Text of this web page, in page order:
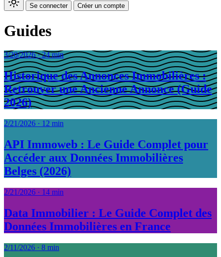
Se connecter Créer un compte
Guides
3/20/2026 · 24 min
Historique des Annonces Immobilières :
Retrouver une Ancienne Annonce (Guide
2026)
2/21/2026 · 12 min
API Immoweb : Le Guide Complet pour
Accéder aux Données Immobilières
Belges (2026)
2/21/2026 · 14 min
Data Immobilier : Le Guide Complet des
Données Immobilières en France
2/11/2026 · 8 min